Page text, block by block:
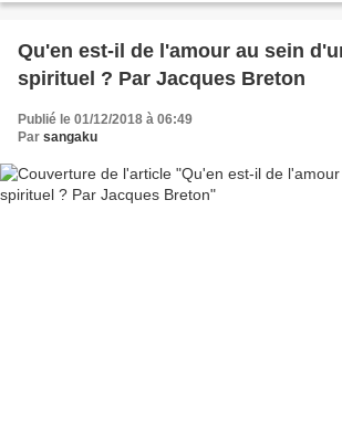
Qu'en est-il de l'amour au sein
spirituel ? Par Jacques Breton
Publié le 01/12/2018 à 06:49
Par sangaku